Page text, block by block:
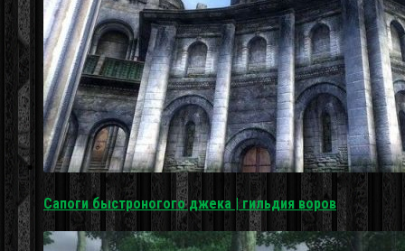
Сапоги быстроногого джека | гильдия воров